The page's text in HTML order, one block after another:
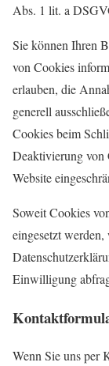
Abs. 1 lit. a
Sie können Ihren
von Cookies
erlauben, die
generell
Cookies beim
Deaktivierung von
Website
Soweit Cookies
eingesetzt
Einwilligung
Wenn Sie uns per